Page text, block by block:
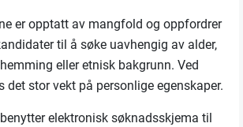
er opptatt av mangfold og oppfordrer
til å søke uavhengig av alder,
eller etnisk bakgrunn. Ved
det stor vekt på personlige egenskaper.
elektronisk søknadsskjema til